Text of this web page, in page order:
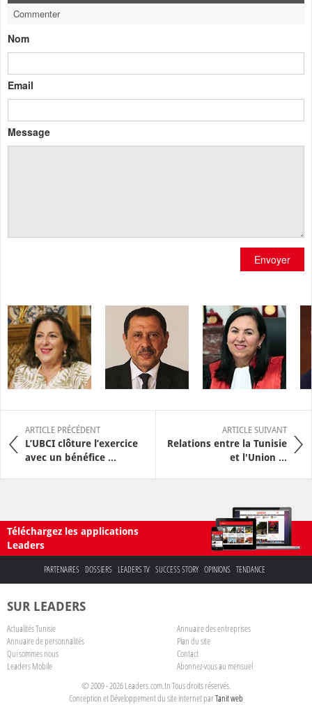
Commenter
Nom
Email
Message
Envoyer
ARTICLE PRÉCÉDENT
L’UBCI clôture l’exercice
avec un bénéfice ...
ARTICLE SUIVANT
Relations entre la Tunisie
et l'Union ...
Téléchargez les applications
Leaders
PARTENAIRES DOSSIERS LEADERS TV SUCCESS STORY OPINIONS TENDANCE
SUR LEADERS
Actualités Tunisie
Annuaire des entreprises
Annuaire de personnalités
Plan du site
Qui sommes nous
Contact
Leaders Mobile
Abonnez-vous au mensuel
© 2009 - 2026 Leaders.com.tn Tous droits réservés.
Conception et Développement du site internet parTanit web